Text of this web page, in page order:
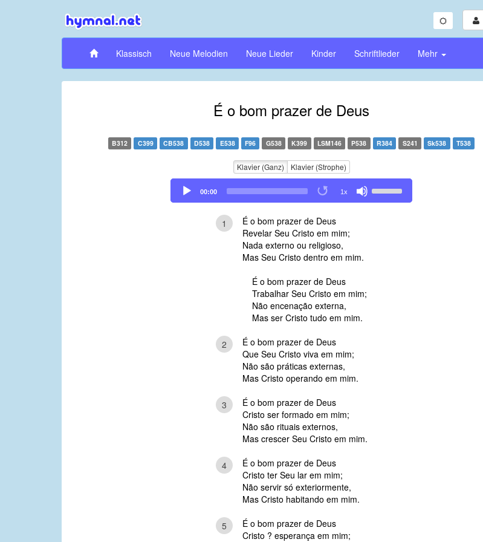
Klassisch Neue Melodien Neue Lieder Kinder Schriftlieder Mehr
É o bom prazer de Deus
B312 C399 CB538 D538 E538 F96 G538 K399 LSM146 P538 R384 S241 Sk538 T538
Klavier (Ganz) Klavier (Strophe)
Audio
Player
00:00 1x
Up/Down
1
É o bom prazer de Deus
Revelar Seu Cristo em mim;
Nada externo ou religioso,
Mas Seu Cristo dentro em mim.
É o bom prazer de Deus
Trabalhar Seu Cristo em mim;
Não encenação externa,
Mas ser Cristo tudo em mim.
2
É o bom prazer de Deus
Que Seu Cristo viva em mim;
Não são práticas externas,
Mas Cristo operando em mim.
3
É o bom prazer de Deus
Cristo ser formado em mim;
Não são rituais externos,
Mas crescer Seu Cristo em mim.
4
É o bom prazer de Deus
Cristo ter Seu lar em mim;
Não servir só exteriormente,
Mas Cristo habitando em mim.
5
É o bom prazer de Deus
Cristo ? esperança em mim;